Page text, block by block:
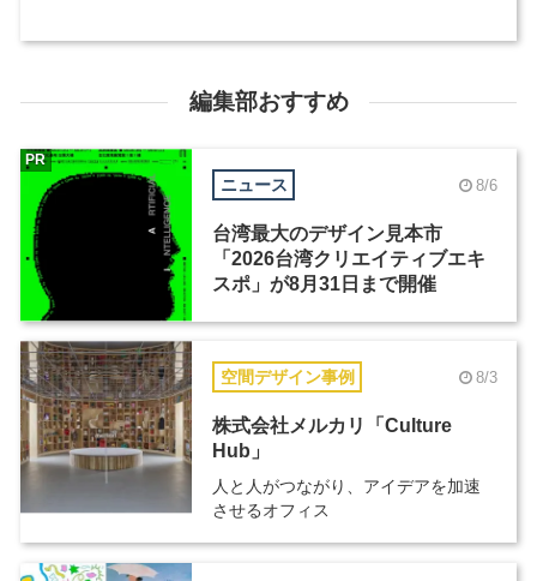
編集部おすすめ
ニュース 8/6
台湾最大のデザイン見本市
「2026台湾クリエイティブエキ
スポ」が8月31日まで開催
PR
空間デザイン事例 8/3
株式会社メルカリ「Culture
Hub」
人と人がつながり、アイデアを加速
させるオフィス